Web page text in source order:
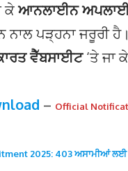
ਕੇਆਨਲਾਈਨ
ਪੜ੍ਹਨਾ ਜਰੂਰੀ ਹੈ।
ਵੈੱਬਸਾਈਟ‘ਤੇ ਜਾ
– Official
2025: 403 ਅਸਾਮੀਆਂ ਲਈ